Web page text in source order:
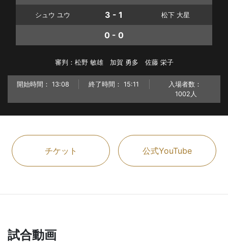
シュウ ユウ 3 - 1 松下 大星
0 - 0
審判：松野 敏雄 加賀 勇多 佐藤 栄子
開始時間： 13:08 終了時間： 15:11
入場者数：
1002人
チケット 公式YouTube
試合動画